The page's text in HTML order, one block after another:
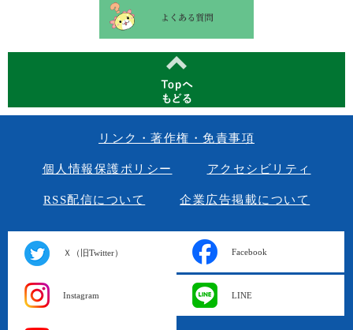
リンク・著作権・免責事項
個人情報保護ポリシー アクセシビリティ
RSS配信について 企業広告掲載について
Ｘ（旧Twitter） Facebook
Instagram LINE